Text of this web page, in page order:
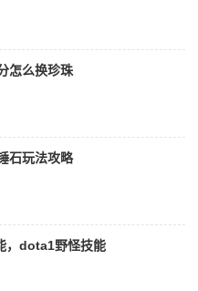
怎么换珍珠
石玩法攻略
，dota1野怪技能